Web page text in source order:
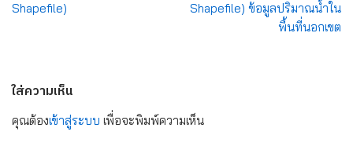
Shapefile)
Shapefile) ข้อมูลปริมาณน้ำใน
พื้นที่นอกเขต
ใส่ความเห็น
คุณต้องเข้าสู่ระบบ เพื่อจะพิมพ์ความเห็น